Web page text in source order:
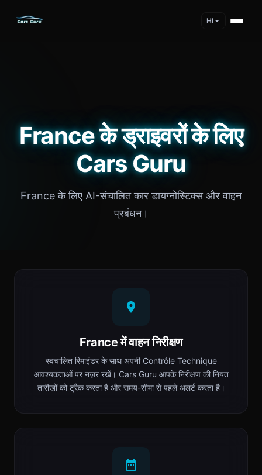
HI
France के ड्राइवरों के लिए
Cars Guru
France के लिए AI-संचालित कार डायग्नोस्टिक्स और वाहन
प्रबंधन।
France में वाहन निरीक्षण
स्वचालित रिमाइंडर के साथ अपनी Contrôle Technique
आवश्यकताओं पर नज़र रखें। Cars Guru आपके निरीक्षण की नियत
तारीखों को ट्रैक करता है और समय-सीमा से पहले अलर्ट करता है।